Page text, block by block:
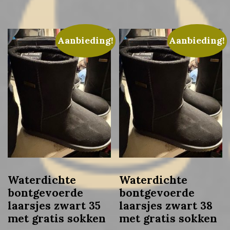
Aanbieding!
Waterdichte
bontgevoerde
laarsjes zwart 35
met gratis sokken
Aanbieding!
Waterdichte
bontgevoerde
laarsjes zwart 38
met gratis sokken